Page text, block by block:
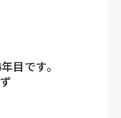
目です。